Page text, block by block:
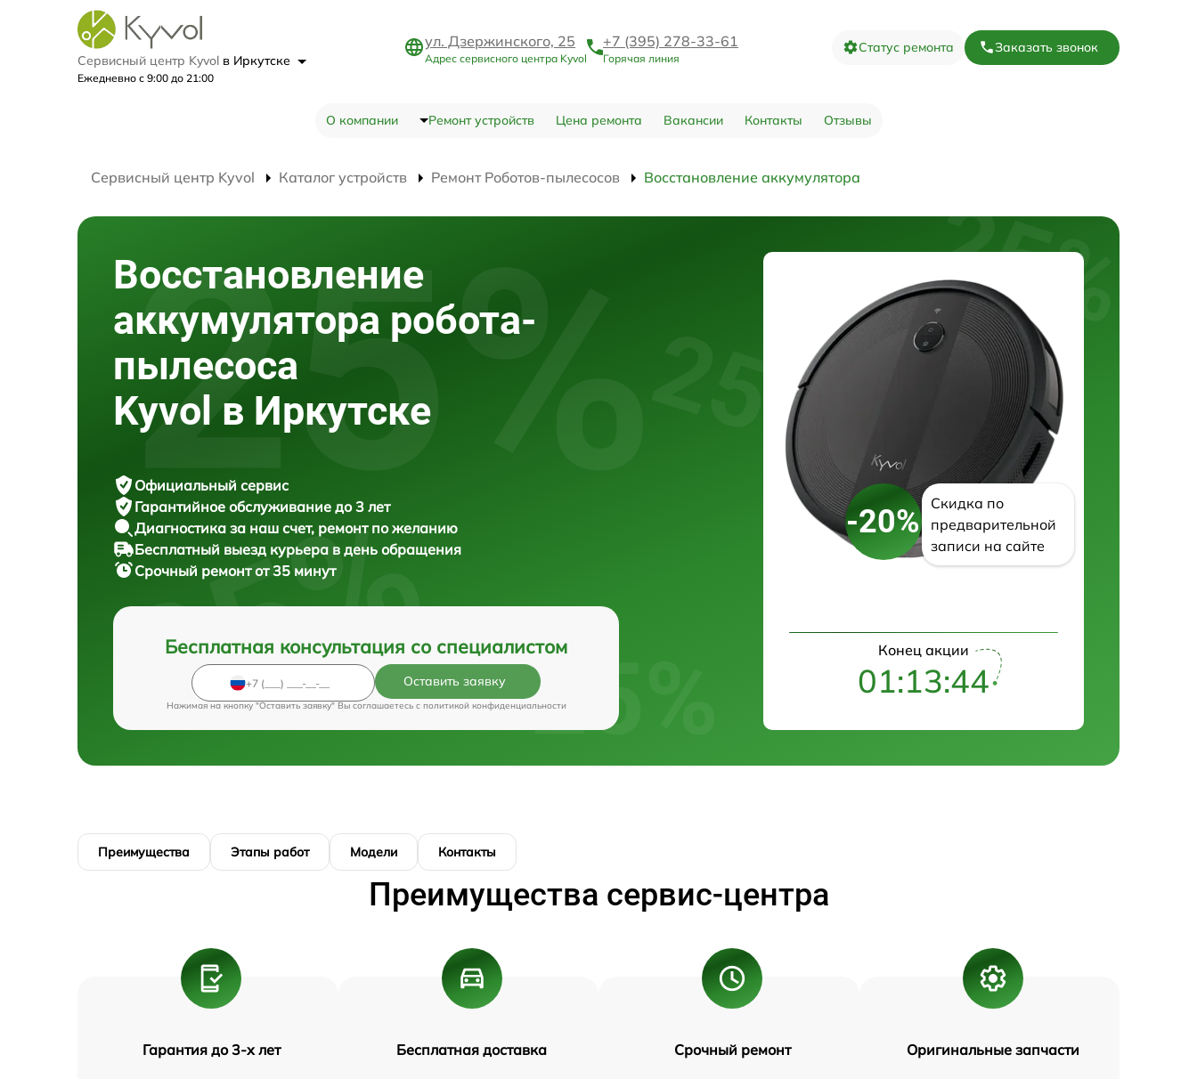
Сервисный центр Kyvol в Иркутске
Ежедневно с 9:00 до 21:00
ул. Дзержинского, 25
Адрес сервисного центра Kyvol
+7 (395) 278-33-61
Горячая линия
Статус ремонта Заказать звонок
О компании Ремонт устройств Цена ремонта Вакансии Контакты Отзывы
Сервисный центр Kyvol Каталог устройств Ремонт Роботов-пылесосов Восстановление аккумулятора
Восстановление
аккумулятора робота-
пылесоса
Kyvol в Иркутске
Официальный сервис
Гарантийное обслуживание до 3 лет
Диагностика за наш счет, ремонт по желанию
Бесплатный выезд курьера в день обращения
Срочный ремонтот 35 минут
Бесплатная консультация со специалистом
Оставить заявку
Нажимая на кнопку "Оставить заявку" Вы соглашаетесь c политикой конфиденциальности
-20%
Скидка по
предварительной
записи на сайте
Конец акции
01:13:43
Преимущества Этапы работ Модели Контакты
Преимущества сервис-центра
Гарантия до 3-х лет Бесплатная доставка Срочный ремонт Оригинальные запчасти